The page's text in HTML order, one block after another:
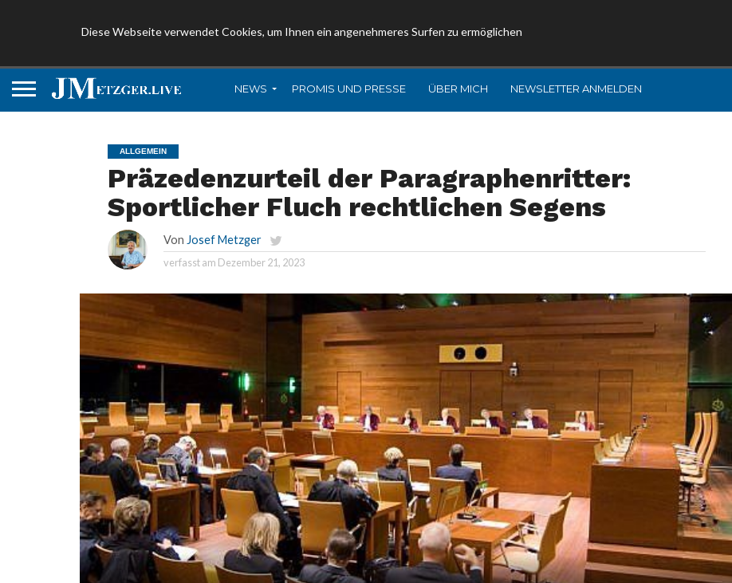
Diese Webseite verwendet Cookies, um Ihnen ein angenehmeres Surfen zu ermöglichen
NEWS PROMIS UND PRESSE ÜBER MICH NEWSLETTER ANMELDEN
ALLGEMEIN
Präzedenzurteil der Paragraphenritter:
Sportlicher Fluch rechtlichen Segens
Von Josef Metzger
verfasst am Dezember 21, 2023